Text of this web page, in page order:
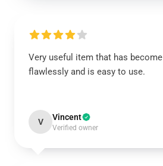
Very useful item that has
flawlessly and is easy to use.
V Vincent
Verified owner